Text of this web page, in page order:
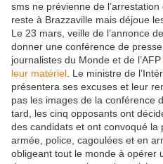
sms ne prévienne de
reste à Brazzaville mais déjoue
Le 23 mars, veille de l’annonce
donner une conférence de
journalistes du Monde et de l’AFP
leur matériel . Le ministre de
présentera ses excuses et leur
pas les images de la conférence
tard, les cinq opposants ont
des candidats et ont convoqué la
armée, police, cagoulées et en
obligeant tout le monde à opérer